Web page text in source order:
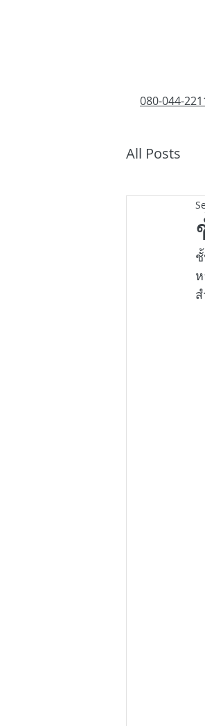
080-044-
All Posts